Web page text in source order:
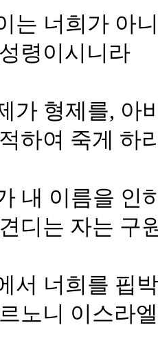
는 너희가 아
령이시니라
가 형제를, 아
하여 죽게 하
내 이름을 인
디는 자는 구
서 너희를 핍
노니 이스라